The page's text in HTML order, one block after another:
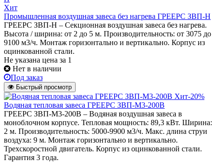
Хит
Промышленная воздушная завеса без нагрева ГРЕЕРС ЗВП-Н
ГРЕЕРС ЗВП-Н – Секционная воздушная завеса без нагрева.
Высота / ширина: от 2 до 5 м. Производительность: от 3075 до
9100 м3/ч. Монтаж горизонтально и вертикально. Корпус из
оцинкованной стали.
Не указана цена за 1
Нет в наличии
Под заказ
Быстрый просмотр
Хит-20%
Водяная тепловая завеса ГРЕЕРС ЗВП-М3-200В
ГРЕЕРС ЗВП-М3-200В – Водяная воздушная завеса в
моноблочном корпусе. Тепловая мощность: 89,3 кВт. Ширина:
2 м. Производительность: 5000-9900 м3/ч. Макс. длина струи
воздуха: 9 м. Монтаж горизонтально и вертикально.
Трехскоростной двигатель. Корпус из оцинкованной стали.
Гарантия 3 года.